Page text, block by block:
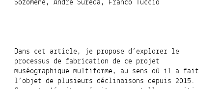
Dans cet article, je propose d’explorer le
processus de fabrication de ce projet
muséographique multiforme, au sens où il a fait
l’objet de plusieurs déclinaisons depuis 2015.